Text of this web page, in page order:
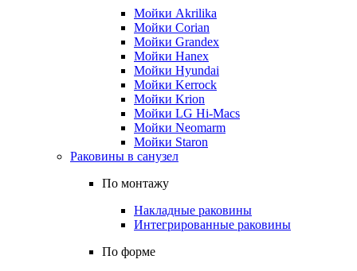
Мойки Akrilika
Мойки Corian
Мойки Grandex
Мойки Hanex
Мойки Hyundai
Мойки Kerrock
Мойки Krion
Мойки LG Hi-Macs
Мойки Neomarm
Мойки Staron
Раковины в санузел
По монтажу
Накладные раковины
Интегрированные раковины
По форме